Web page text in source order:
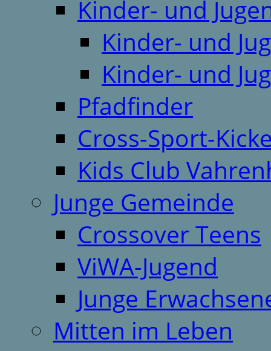
Kinder- und
Kinder- und
Kinder- und
Pfadfinder
Cross-Sport-
Kids Club
Junge Gemeinde
Crossover Teens
ViWA-Jugend
Junge
Mitten im Leben